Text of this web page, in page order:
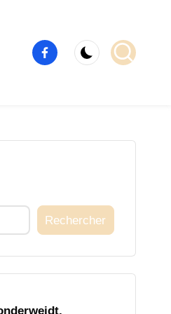
Élément
de
Rechercher